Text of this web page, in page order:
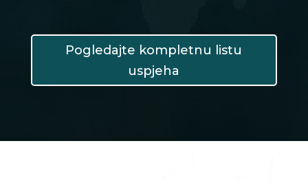
Pogledajte kompletnu listu
uspjeha